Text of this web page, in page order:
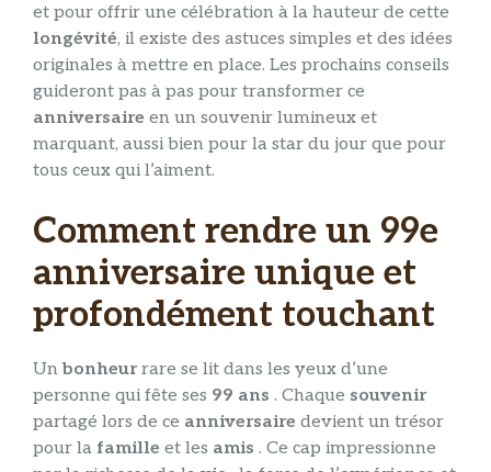
et pour offrir une célébration à la hauteur de cette
longévité, il existe des astuces simples et des idées
originales à mettre en place. Les prochains conseils
guideront pas à pas pour transformer ce
anniversaire en un souvenir lumineux et
marquant, aussi bien pour la star du jour que pour
tous ceux qui l’aiment.
Comment rendre un 99e
anniversaire unique et
profondément touchant
Unbonheurrare se lit dans les yeux d’une
personne qui fête ses 99 ans . Chaque souvenir
partagé lors de ce anniversaire devient un trésor
pour la famille et les amis . Ce cap impressionne